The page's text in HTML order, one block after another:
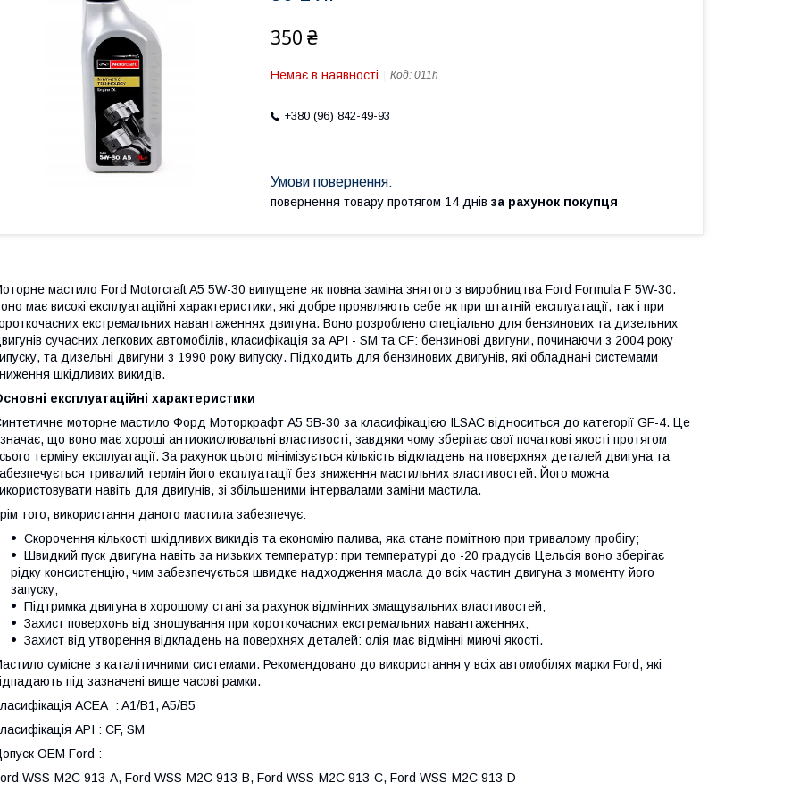
350 ₴
Немає в наявності Код: 011h
+380 (96) 842-49-93
повернення товару протягом 14 днів за рахунок покупця
мастило Ford Motorcraft A5 5W-30 випущене як повна заміна знятого з виробництва Ford Formula F 5W-30.
має високі експлуатаційні характеристики, які добре проявляють себе як при штатній експлуатації, так і при
екстремальних навантаженнях двигуна. Воно розроблено спеціально для бензинових та дизельних
сучасних легкових автомобілів, класифікація за API - SM та CF: бензинові двигуни, починаючи з 2004 року
та дизельні двигуни з 1990 року випуску. Підходить для бензинових двигунів, які обладнані системами
шкідливих викидів.
експлуатаційні характеристики
моторне мастило Форд Моторкрафт А5 5В-30 за класифікацією ILSAC відноситься до категорії GF-4. Це
що воно має хороші антиокислювальні властивості, завдяки чому зберігає свої початкові якості протягом
терміну експлуатації. За рахунок цього мінімізується кількість відкладень на поверхнях деталей двигуна та
тривалий термін його експлуатації без зниження мастильних властивостей. Його можна
навіть для двигунів, зі збільшеними інтервалами заміни мастила.
того, використання даного мастила забезпечує:
Скорочення кількості шкідливих викидів та економію палива, яка стане помітною при тривалому пробігу;
Швидкий пуск двигуна навіть за низьких температур: при температурі до -20 градусів Цельсія воно зберігає
рідку консистенцію, чим забезпечується швидке надходження масла до всіх частин двигуна з моменту його
запуску;
Підтримка двигуна в хорошому стані за рахунок відмінних змащувальних властивостей;
Захист поверхонь від зношування при короткочасних екстремальних навантаженнях;
Захист від утворення відкладень на поверхнях деталей: олія має відмінні миючі якості.
сумісне з каталітичними системами. Рекомендовано до використання у всіх автомобілях марки Ford, які
під зазначені вище часові рамки.
ACEA : A1/B1, A5/B5
API : CF, SM
OEM Ford :
WSS-M2C 913-A, Ford WSS-M2C 913-B, Ford WSS-M2C 913-C, Ford WSS-M2C 913-D